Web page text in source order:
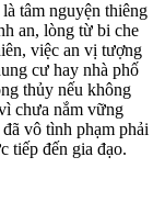
tâm nguyện thiêng
an, lòng từ bi che
việc an vị tượng
cư hay nhà phố
thủy nếu không
chưa nắm vững
đã vô tình phạm phải
tiếp đến gia đạo.